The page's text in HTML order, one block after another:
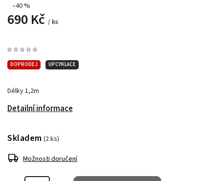
–40 %
690 Kč / ks
DOPRODEJ UPCYKLACE
Délky 1,2m
Detailní informace
Skladem (2 ks)
Možnosti doručení